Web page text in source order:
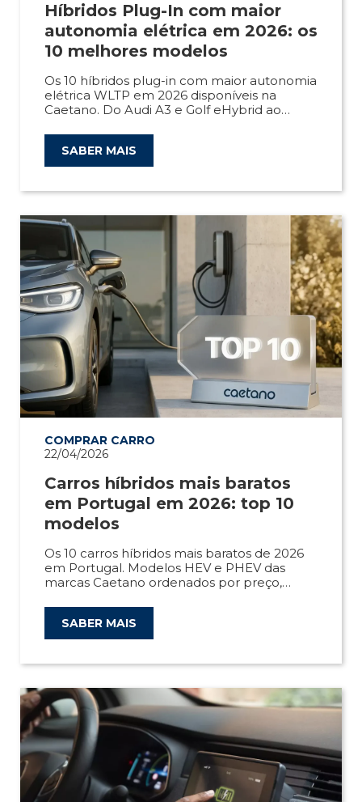
Híbridos Plug-In com maior
autonomia elétrica em 2026: os
10 melhores modelos
Os 10 híbridos plug-in com maior autonomia
elétrica WLTP em 2026 disponíveis na
Caetano. Do Audi A3 e Golf eHybrid ao
SABER MAIS
COMPRAR CARRO
22/04/2026
Carros híbridos mais baratos
em Portugal em 2026: top 10
modelos
Os 10 carros híbridos mais baratos de 2026
em Portugal. Modelos HEV e PHEV das
marcas Caetano ordenados por preço,
SABER MAIS